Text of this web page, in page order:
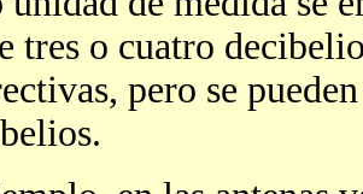
tres o cuatro
pero se